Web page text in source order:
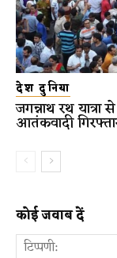
देश दुनिया
जगन्नाथ रथ
आतंकवादी
कोई जवाब दें